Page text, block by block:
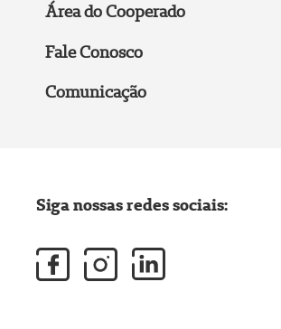
Área do Cooperado
Fale Conosco
Comunicação
Siga nossas redes sociais: